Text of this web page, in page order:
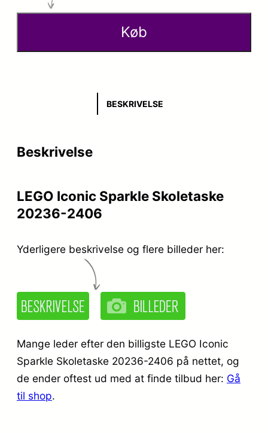
l
i
v
a
r
k
r
4
e
p
s
k
.
2
4
9
,
9
Køb
BESKRIVELSE
Beskrivelse
LEGO Iconic Sparkle Skoletaske
20236-2406
Yderligere beskrivelse og flere billeder her:
Mange leder efter den billigste LEGO Iconic
Sparkle Skoletaske 20236-2406 på nettet, og
de ender oftest ud med at finde tilbud her: Gå
til shop.